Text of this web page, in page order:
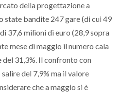
della progettazione a
state bandite 247 gare (di cui 49
37,6 milioni di euro (28,9 sopra
mese di maggio il numero cala
del 31,3%. Il confronto con
del 7,9% ma il valore
che a maggio si è